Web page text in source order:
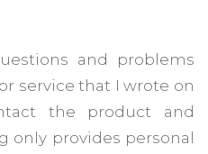
and problems
service that I wrote on
the product and
only provides personal